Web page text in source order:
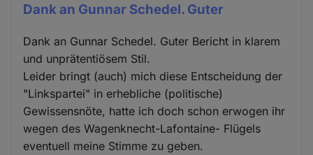
Dank an Gunnar Schedel. Guter
Dank an Gunnar Schedel. Guter Bericht in klarem
und unprätentiösem Stil.
Leider bringt (auch) mich diese Entscheidung der
"Linkspartei" in erhebliche (politische)
Gewissensnöte, hatte ich doch schon erwogen ihr
wegen des Wagenknecht-Lafontaine- Flügels
eventuell meine Stimme zu geben.